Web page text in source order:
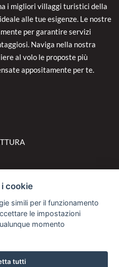
i migliori villaggi turistici della
alle tue esigenze. Le nostre
per garantire servizi
Naviga nella nostra
al volo le proposte più
appositamente per te.
Italia S.r.L. unipersonale
cookie
simili per il funzionamento
le impostazioni
momento
tutti